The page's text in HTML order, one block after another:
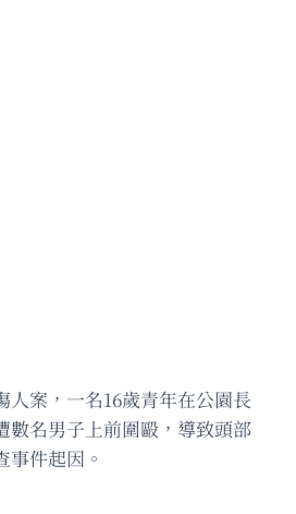
人案，一名16歲青年在公園長
數名男子上前圍毆，導致頭部
事件起因。